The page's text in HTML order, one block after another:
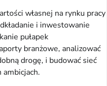
własnej na rynku pracy
i inwestowanie
pułapek
branżowe, analizować
drogę, i budować sieć